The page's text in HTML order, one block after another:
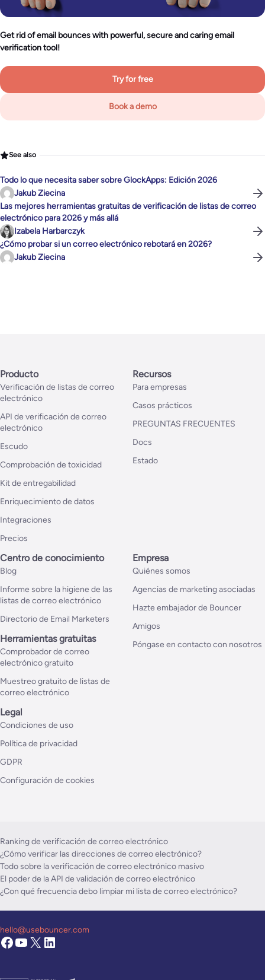
Get rid of email bounces with powerful, secure and caring email
verification tool!
Try for free
Book a demo
See also
Todo lo que necesita saber sobre GlockApps: Edición 2026
Jakub Ziecina
Las mejores herramientas gratuitas de verificación de listas de correo
electrónico para 2026 y más allá
Izabela Harbarczyk
¿Cómo probar si un correo electrónico rebotará en 2026?
Jakub Ziecina
Producto
Verificación de listas de correo
electrónico
API de verificación de correo
electrónico
Escudo
Comprobación de toxicidad
Kit de entregabilidad
Enriquecimiento de datos
Integraciones
Precios
Recursos
Para empresas
Casos prácticos
PREGUNTAS FRECUENTES
Docs
Estado
Centro de conocimiento
Blog
Informe sobre la higiene de las
listas de correo electrónico
Directorio de Email Marketers
Herramientas gratuitas
Comprobador de correo
electrónico gratuito
Muestreo gratuito de listas de
correo electrónico
Empresa
Quiénes somos
Agencias de marketing asociadas
Hazte embajador de Bouncer
Amigos
Póngase en contacto con nosotros
Legal
Condiciones de uso
Política de privacidad
GDPR
Configuración de cookies
Ranking de verificación de correo electrónico
¿Cómo verificar las direcciones de correo electrónico?
Todo sobre la verificación de correo electrónico masivo
El poder de la API de validación de correo electrónico
¿Con qué frecuencia debo limpiar mi lista de correo electrónico?
hello@usebouncer.com